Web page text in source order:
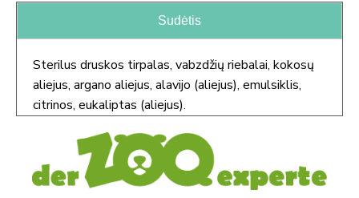
Sudėtis
Sterilus druskos tirpalas, vabzdžių riebalai, kokosų
aliejus, argano aliejus, alavijo (aliejus), emulsiklis,
citrinos, eukaliptas (aliejus).